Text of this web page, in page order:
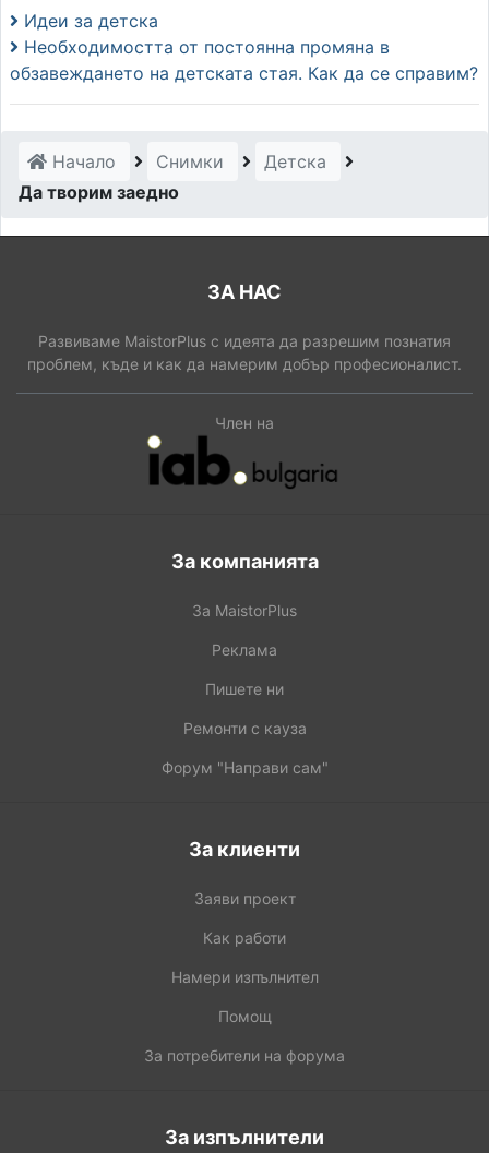
Идеи за детска
Необходимостта от постоянна промяна в
обзавеждането на детската стая. Как да се справим?
Начало Снимки
Детска
Да творим заедно
ЗА НАС
Развиваме MaistorPlus с идеята да разрешим познатия
проблем, къде и как да намерим добър професионалист.
Член на
За компанията
За MaistorPlus
Реклама
Пишете ни
Ремонти с кауза
Форум "Направи сам"
За клиенти
Заяви проект
Как работи
Намери изпълнител
Помощ
За потребители на форума
За изпълнители